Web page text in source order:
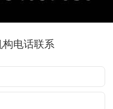
构电话联系